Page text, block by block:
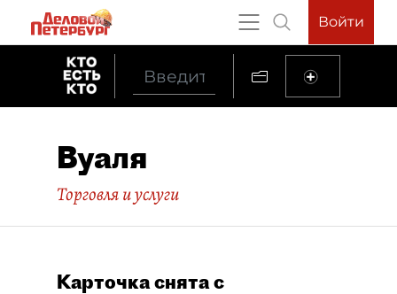
Войти
Вуаля
Торговля и услуги
Карточка снята с